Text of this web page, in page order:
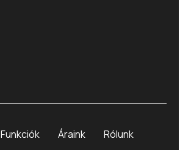
Funkciók Áraink Rólunk